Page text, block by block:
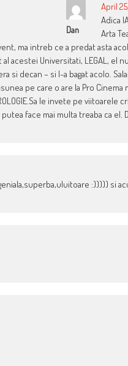
Dan
April
Adica
Arta
ma intreb ce a predat asta
acestei Universitati, LEGAL, el
si decan – si l-a bagat acolo.
pe care o are la Pro
le invete pe
face mai multa treaba ca
:))))) si